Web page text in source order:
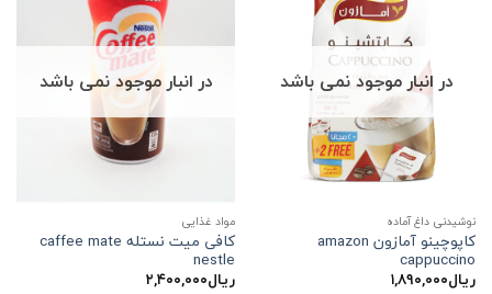
در انبار موجود نمی باشد
نوشیدنی داغ آماده
کاپوچینو آمازون amazon
cappuccino
ریال۱,۸۹۰,۰۰۰
در انبار موجود نمی باشد
مواد غذایی
کافی میت نستله caffee mate
nestle
ریال۲,۴۰۰,۰۰۰